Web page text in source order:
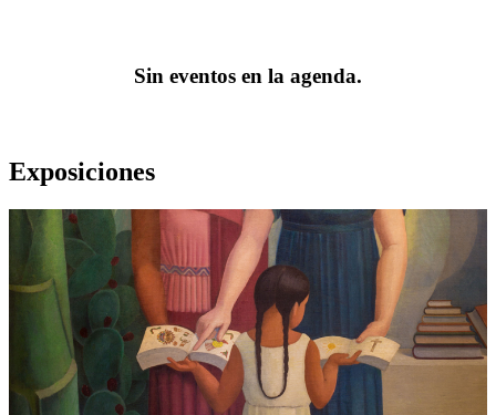
Sin eventos en la agenda.
Exposiciones